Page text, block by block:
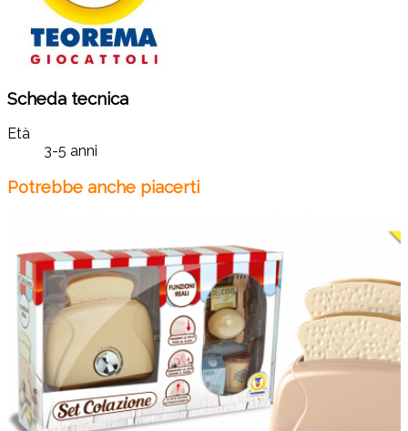
Scheda tecnica
Età
3-5 anni
Potrebbe anche piacerti